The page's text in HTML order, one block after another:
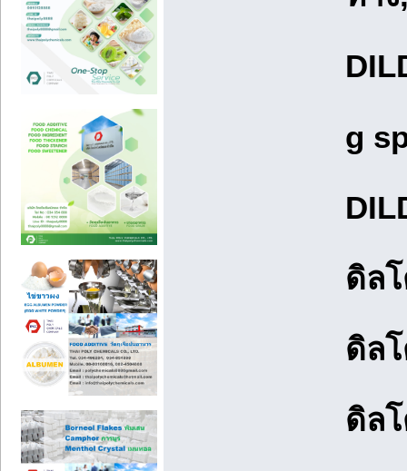
g
ดิล
ดิล
ดิล